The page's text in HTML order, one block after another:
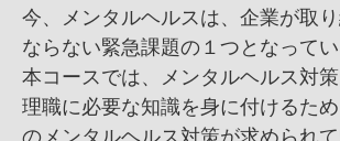
今、メンタルヘルスは、企業が取
ならない緊急課題の１つとなってい
本コースでは、メンタルヘルス対
理職に必要な知識を身に付けるた
のメンタルヘルス対策が求められて